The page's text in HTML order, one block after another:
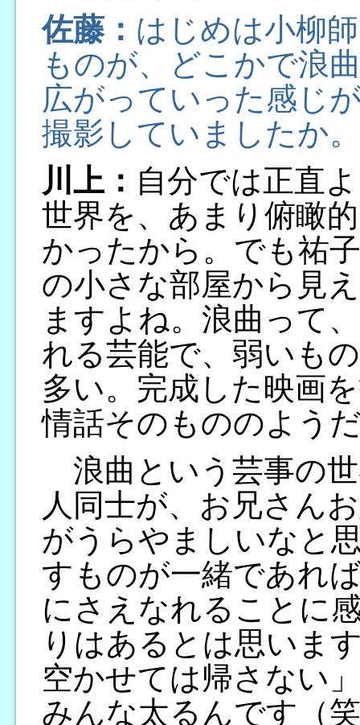
佐藤： はじめは小柳
ものが、どこかで浪
広がっていった感じ
撮影していましたか。
川上： 自分では正直
世界を、あまり俯瞰
かったから。でも祐
の小さな部屋から見
ますよね。浪曲って
れる芸能で、弱いも
多い。完成した映画
情話そのもののよう
浪曲という芸事の
人同士が、お兄さん
がうらやましいなと
すものが一緒であれ
にさえなれることに
りはあるとは思いま
空かせては帰さない
みんな太るんです（